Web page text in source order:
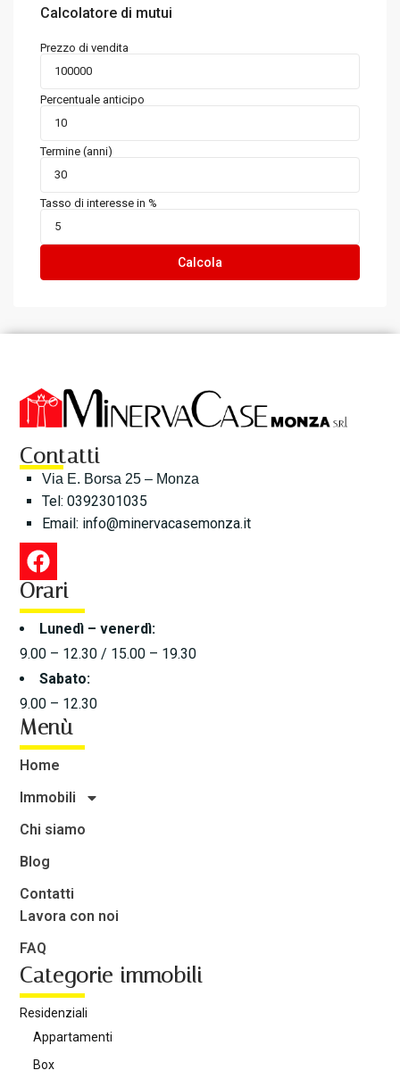
Calcolatore di mutui
Prezzo di vendita
Percentuale anticipo
Termine (anni)
Tasso di interesse in %
Calcola
Contatti
Via E. Borsa 25 – Monza
Tel: 0392301035
Email: info@minervacasemonza.it
Orari
Lunedì – venerdì:
9.00 – 12.30 / 15.00 – 19.30
Sabato:
9.00 – 12.30
Menù
Home
Immobili
Chi siamo
Blog
Contatti
Lavora con noi
FAQ
Categorie immobili
Residenziali
Appartamenti
Box